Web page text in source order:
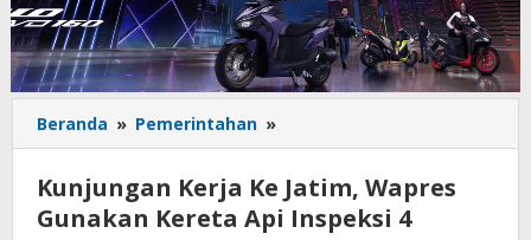
Beranda » Pemerintahan »
Kerja
Jatim,
Wapres
Kunjungan Kerja Ke Jatim, Wapres
Gunakan Kereta Api Inspeksi 4